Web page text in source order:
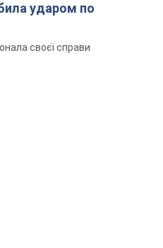
ударом по
своєї справи